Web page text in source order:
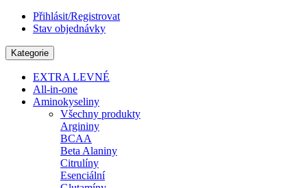
Přihlásit/Registrovat
Stav objednávky
Kategorie
EXTRA LEVNÉ
All-in-one
Aminokyseliny
Všechny produkty
Argininy
BCAA
Beta Alaniny
Citrulíny
Esenciální